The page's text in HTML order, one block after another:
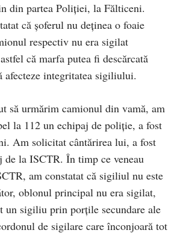
din partea Poliției, la Fălticeni.
că șoferul nu deținea o foaie
respectiv nu era sigilat
că marfa putea fi descărcată
afecteze integritatea sigiliului.
să urmărim camionul din vamă, am
la 112 un echipaj de poliție, a fost
Am solicitat cântărirea lui, a fost
de la ISCTR. În timp ce veneau
am constatat că sigiliul nu este
oblonul principal nu era sigilat,
un sigiliu prin porțile secundare ale
de sigilare care înconjoară tot